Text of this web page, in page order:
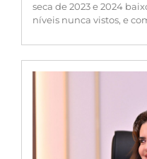
seca de 2023 e 2024
níveis nunca vistos, e